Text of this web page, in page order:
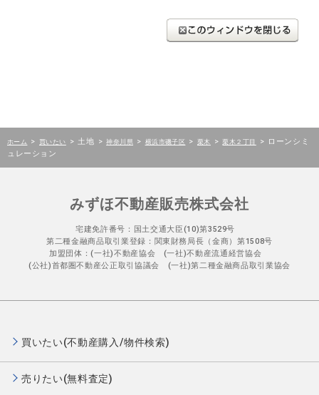
ホーム > 買いたい > 土地 > 神奈川県 > 横浜市磯子区 > 栗木 > 栗木２丁目 > ローンシミ
ュレーション
みずほ不動産販売株式会社
宅建免許番号：国土交通大臣(10)第3529号
第二種金融商品取引業登録：関東財務局長（金商）第1508号
加盟団体：(一社)不動産協会 (一社)不動産流通経営協会
(公社)首都圏不動産公正取引協議会 (一社)第二種金融商品取引業協会
買いたい(不動産購入/物件検索)
売りたい(無料査定)